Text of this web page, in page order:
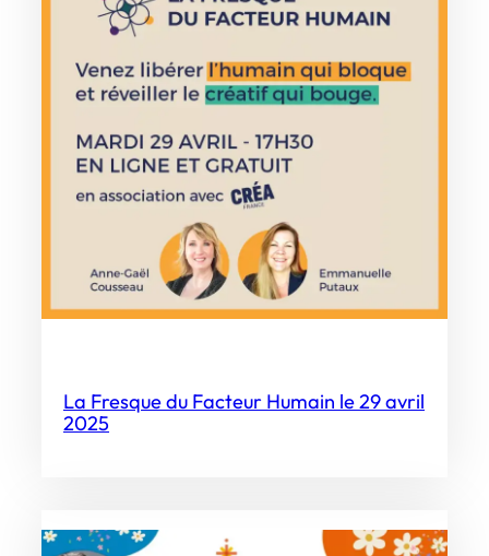
La Fresque du Facteur Humain le 29 avril
2025